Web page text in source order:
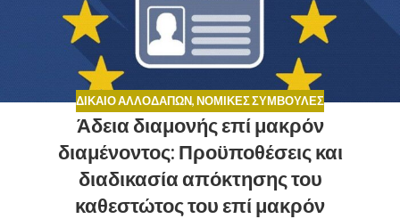
ΔΊΚΑΙΟ ΑΛΛΟΔΑΠΏΝ,ΝΟΜΙΚΈΣ ΣΥΜΒΟΥΛΈΣ
Άδεια διαμονής επί μακρόν
διαμένοντος: Προϋποθέσεις και
διαδικασία απόκτησης του
καθεστώτος του επί μακρόν